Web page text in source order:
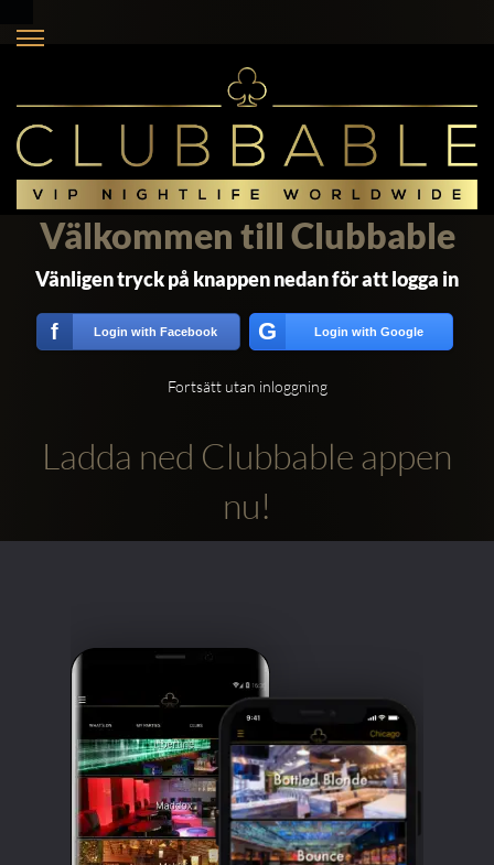
Clubbable
sociala
konton
Välkommen till Clubbable
Vänligen tryck på knappen nedan för att logga in
f Login with Facebook G Login with Google
Fortsätt utan inloggning
Ladda ned Clubbable appen
nu!